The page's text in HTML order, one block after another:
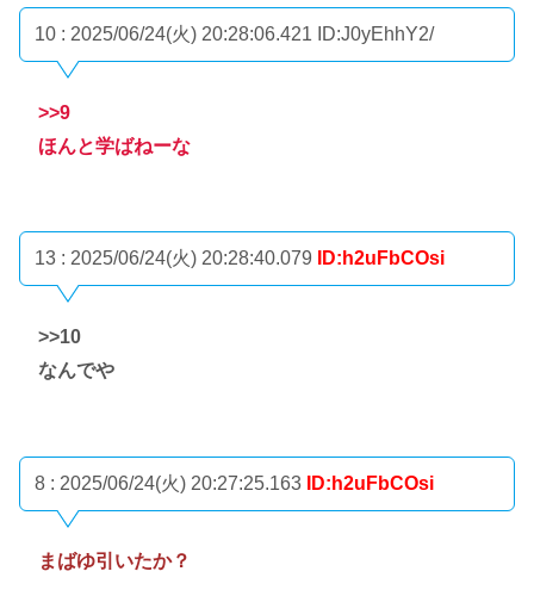
10 : 2025/06/24(火) 20:28:06.421 ID:J0yEhhY2/
>>9
ほんと学ばねーな
13 : 2025/06/24(火) 20:28:40.079 ID:h2uFbCOsi
>>10
なんでや
8 : 2025/06/24(火) 20:27:25.163 ID:h2uFbCOsi
まばゆ引いたか？